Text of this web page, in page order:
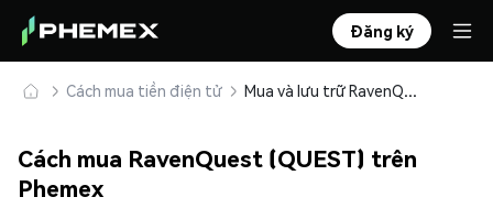
Đăng ký
Cách mua tiền điện tử Mua và lưu trữ RavenQuest (QUEST) an toàn
Cách mua RavenQuest (QUEST) trên
Phemex